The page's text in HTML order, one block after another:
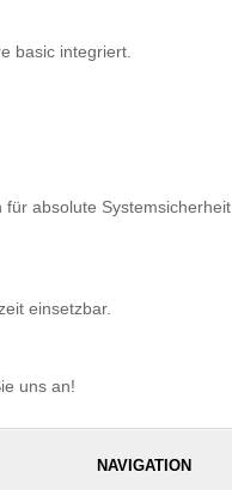
basic integriert.
absolute Systemsicherheit.
einsetzbar.
uns an!
NAVIGATION